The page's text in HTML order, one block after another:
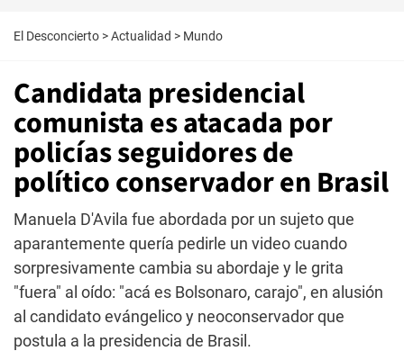
El Desconcierto >Actualidad > Mundo
Candidata presidencial
comunista es atacada por
policías seguidores de
político conservador en Brasil
Manuela D'Avila fue abordada por un sujeto que
aparantemente quería pedirle un video cuando
sorpresivamente cambia su abordaje y le grita
"fuera" al oído: "acá es Bolsonaro, carajo", en alusión
al candidato evángelico y neoconservador que
postula a la presidencia de Brasil.